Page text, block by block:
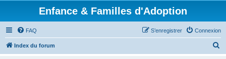
Enfance & Familles d'Adoption
FAQ Connexion
S’enregistrer
Index du forum